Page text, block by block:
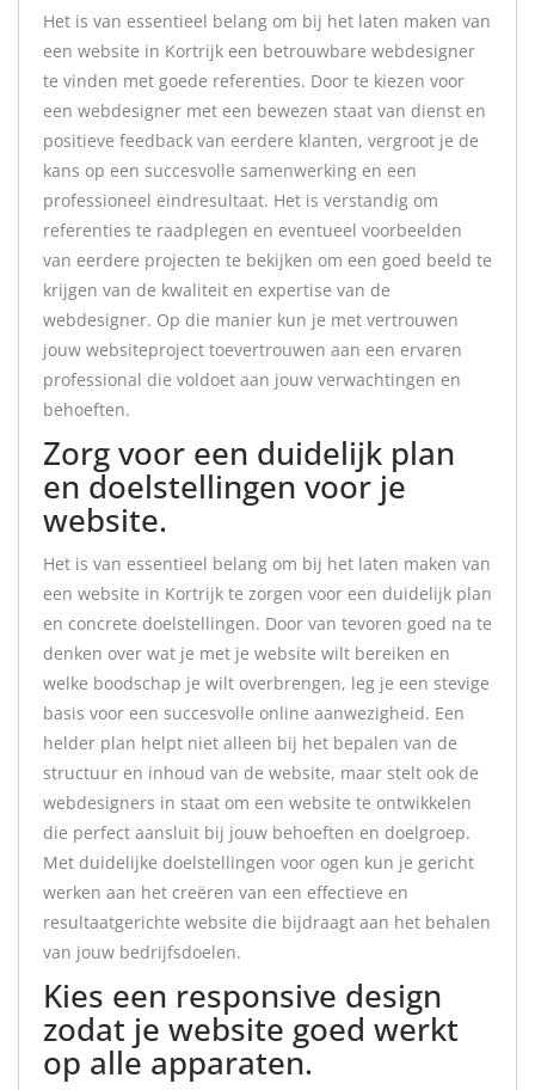
Het is van essentieel belang om bij het laten maken van
een website in Kortrijk een betrouwbare webdesigner
te vinden met goede referenties. Door te kiezen voor
een webdesigner met een bewezen staat van dienst en
positieve feedback van eerdere klanten, vergroot je de
kans op een succesvolle samenwerking en een
professioneel eindresultaat. Het is verstandig om
referenties te raadplegen en eventueel voorbeelden
van eerdere projecten te bekijken om een goed beeld te
krijgen van de kwaliteit en expertise van de
webdesigner. Op die manier kun je met vertrouwen
jouw websiteproject toevertrouwen aan een ervaren
professional die voldoet aan jouw verwachtingen en
behoeften.
Zorg voor een duidelijk plan
en doelstellingen voor je
website.
Het is van essentieel belang om bij het laten maken van
een website in Kortrijk te zorgen voor een duidelijk plan
en concrete doelstellingen. Door van tevoren goed na te
denken over wat je met je website wilt bereiken en
welke boodschap je wilt overbrengen, leg je een stevige
basis voor een succesvolle online aanwezigheid. Een
helder plan helpt niet alleen bij het bepalen van de
structuur en inhoud van de website, maar stelt ook de
webdesigners in staat om een website te ontwikkelen
die perfect aansluit bij jouw behoeften en doelgroep.
Met duidelijke doelstellingen voor ogen kun je gericht
werken aan het creëren van een effectieve en
resultaatgerichte website die bijdraagt aan het behalen
van jouw bedrijfsdoelen.
Kies een responsive design
zodat je website goed werkt
op alle apparaten.